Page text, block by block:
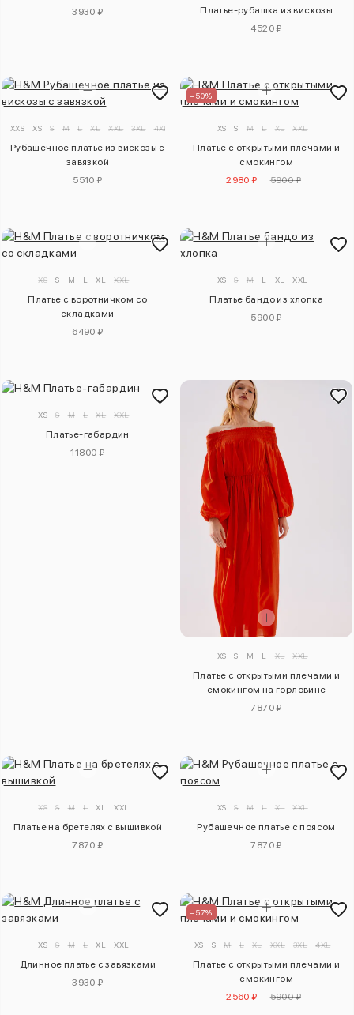
3930 ₽
Платье-рубашка из вискозы
4520 ₽
XXS XS S M L XL XXL 3XL 4XL
Рубашечное платье из вискозы с
завязкой
5510 ₽
–50%
XS S M L XL XXL
Платье с открытыми плечами и
смокингом
2980 ₽
5900 ₽
XS S M L XL XXL
Платье с воротничком со
складками
6490 ₽
XS S M L XL XXL
Платье бандо из хлопка
5900 ₽
XS S M L XL XXL
Платье-габардин
11800 ₽
XS S M L XL XXL
Платье с открытыми плечами и
смокингом на горловине
7870 ₽
XS S M L XL XXL
Платье на бретелях с вышивкой
7870 ₽
XS S M L XL XXL
Рубашечное платье с поясом
7870 ₽
XS S M L XL XXL
Длинное платье с завязками
3930 ₽
–57%
XS S M L XL XXL 3XL 4XL
Платье с открытыми плечами и
смокингом
2560 ₽
5900 ₽